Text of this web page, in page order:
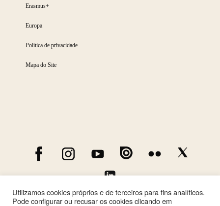
Erasmus+
Europa
Política de privacidade
Mapa do Site
Utilizamos cookies próprios e de terceiros para fins analíticos.
Pode configurar ou recusar os cookies clicando em